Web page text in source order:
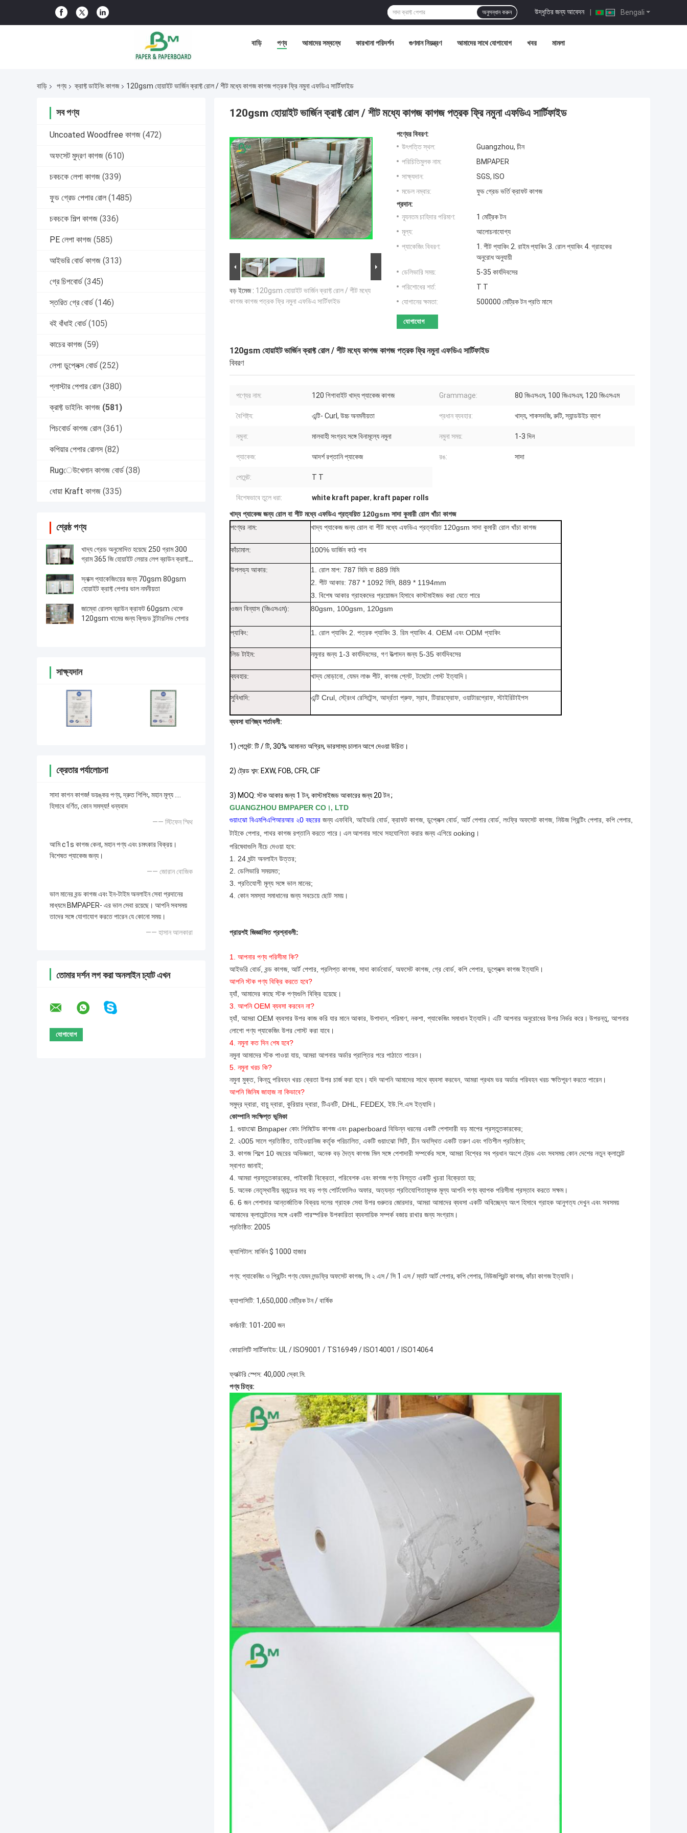
Bengali
উদ্ধৃতির জন্য আবেদন |
অনুসন্ধান করুন
বাড়ি পণ্য আমাদের সম্বন্ধে কারখানা পরিদর্শন গুণমান নিয়ন্ত্রণ আমাদের সাথে যোগাযোগ খবর মামলা
বাড়ি পণ্য ক্রাফ্ট ডাইনিং কাগজ 120gsm হোয়াইট ভার্জিন ক্রাফ্ট রোল / শীট মধ্যে কাগজ কাগজ পত্রক ফ্রি নমুনা এফডিএ সার্টিফাইড
সব পণ্য
Uncoated Woodfree কাগজ (472)
অফসেট মুদ্রণ কাগজ (610)
চকচকে লেপা কাগজ (339)
ফুড গ্রেড পেপার রোল (1485)
চকচকে শিল্প কাগজ (336)
PE লেপা কাগজ (585)
আইভরি বোর্ড কাগজ (313)
গ্রে চিপবোর্ড (345)
স্তরিত গ্রে বোর্ড (146)
বই বাঁধাই বোর্ড (105)
কাচের কাগজ (59)
লেপা ডুপ্লেক্স বোর্ড (252)
প্লাস্টার পেপার রোল (380)
ক্রাফ্ট ডাইনিং কাগজ (581)
পিচবোর্ড কাগজ রোল (361)
কপিয়ার পেপার রোলস (82)
Rugেউখেলান কাগজ বোর্ড (38)
ধোয়া Kraft কাগজ (335)
শ্রেষ্ঠ পণ্য
খাদ্য গ্রেড অনুমোদিত হয়েছে 250 গ্রাম 300
গ্রাম 365 জি হোয়াইট লেয়ার লেপ ব্রাউন ক্রাফ্ট
স্নাক্স প্যাকেজিংয়ের জন্য 70gsm 80gsm
হোয়াইট ক্রাফ্ট পেপার ভাল নমনীয়তা
জাম্বো রোলস ব্রাউন ক্রাফট 60gsm থেকে
120gsm খামের জন্য ব্লিচড ইন্টারলিভ পেপার
সাক্ষ্যদান
ক্রেতার পর্যালোচনা
সাদা কাগন কাগজ! ভয়ঙ্কর পণ্য, দ্রুত শিপিং, মহান মূল্য ....
হিসাবে বর্ণিত, কোন সমস্যা! ধন্যবাদ
—— স্টিফেন স্মিথ
আমি c1s কাগজ কেনা, মহান পণ্য এবং চমৎকার বিক্রয়।
বিশেষত প্যাকেজ জন্য।
—— জোরান বোজিক
ভাল মানের বন্ড কাগজ এবং ইন-টাইম অনলাইন সেবা প্রদানের
মাধ্যমে BMPAPER- এর ভাল সেবা রয়েছে। আপনি সবসময়
তাদের সঙ্গে যোগাযোগ করতে পারেন যে কোনো সময়।
—— হাসান আলকারা
তোমার দর্শন লগ করা অনলাইন চ্যাট এখন
120gsm হোয়াইট ভার্জিন ক্রাফ্ট রোল / শীট মধ্যে কাগজ কাগজ পত্রক ফ্রি নমুনা এফডিএ সার্টিফাইড
বড় ইমেজ : 120gsm হোয়াইট ভার্জিন ক্রাফ্ট রোল / শীট মধ্যে
কাগজ কাগজ পত্রক ফ্রি নমুনা এফডিএ সার্টিফাইড
পণ্যের বিবরণ:
উৎপত্তি স্থল:
Guangzhou, চীন
পরিচিতিমুলক নাম:
BMPAPER
সাক্ষ্যদান:
SGS, ISO
মডেল নম্বার:
ফুড গ্রেড ভর্তি ক্রাফট কাগজ
প্রদান:
ন্যূনতম চাহিদার পরিমাণ:
1 মেট্রিক টন
মূল্য:
আলোচনাযোগ্য
প্যাকেজিং বিবরণ:
1. শীট প্যাকিং 2. রাইম প্যাকিং 3. রোল প্যাকিং 4. গ্রাহকের
অনুরোধ অনুযায়ী
ডেলিভারি সময়:
5-35 কার্যদিবসের
পরিশোধের শর্ত:
T T
যোগানের ক্ষমতা:
500000 মেট্রিক টন প্রতি মাসে
যোগাযোগ
120gsm হোয়াইট ভার্জিন ক্রাফ্ট রোল / শীট মধ্যে কাগজ কাগজ পত্রক ফ্রি নমুনা এফডিএ সার্টিফাইড
বিবরণ
পণ্যের নাম: 120 গিগাবাইট খাদ্য প্যাকেজ কাগজ Grammage: 80 জিএসএম, 100 জিএসএম, 120 জিএসএম
বৈশিষ্ট্য: এন্টি- Curl, উচ্চ অনমনীয়তা প্রধান ব্যবহার: খাদ্য, শাকসবজি, রুটি, স্যান্ডউইচ ব্যাগ
নমুনা: মালবাহী সংগ্রহ সঙ্গে বিনামূল্যে নমুনা নমুনা সময়: 1-3 দিন
প্যাকেজ: আদর্শ রপ্তানি প্যাকেজ রঙ: সাদা
পেমেন্ট: T T
বিশেষভাবে তুলে ধরা: white kraft paper, kraft paper rolls
খাদ্য প্যাকেজ জন্য রোল বা শীট মধ্যে এফডিএ প্রত্যয়িত 120gsm সাদা কুমারী রোল খাঁচা কাগজ
পণ্যের নাম:
খাদ্য প্যাকেজ জন্য রোল বা শীট মধ্যে এফডিএ প্রত্যয়িত 120gsm সাদা কুমারী রোল খাঁচা কাগজ
কাঁচামাল: 100% ভার্জিন কাঠ পাব
উপলভ্য আকার:
1. রোল মাপ: 787 মিমি বা 889 মিমি
2. শীট আকার: 787 * 1092 মিমি, 889 * 1194mm
3. বিশেষ আকার গ্রাহকদের প্রয়োজন হিসাবে কাস্টমাইজড করা যেতে পারে
ওজন বিন্যাস (জিএসএম):
80gsm, 100gsm, 120gsm
প্যাকিং: 1. রোল প্যাকিং 2. পত্রক প্যাকিং 3. রিম প্যাকিং 4. OEM এবং ODM প্যাকিং
লিড টাইম: নমুনার জন্য 1-3 কার্যদিবসের, গণ উত্পাদন জন্য 5-35 কার্যদিবসের
ব্যবহার: খাদ্য মোড়ানো, যেমন লাঞ্চ শীট, কাগজ প্লেট, টমেটো পেস্ট ইত্যাদি।
সুবিধাদি: এন্টি Crul, স্ট্রেংথ রেসিটেন্স, আর্দ্রতা প্রুফ, স্রাব, টিয়ারফ্রোফ, ওয়াটারপ্রোফ, স্টাইরিটাইপস
ব্যবসা বাণিজ্য শর্তাবলী:
1) পেমেন্ট: টি / টি, 30% আমানত অগ্রিম, ভারসাম্য চালান আগে দেওয়া উচিত।
2) ট্রেড শব্দ: EXW, FOB, CFR, CIF
3) MOQ: স্টক আকার জন্য 1 টন, কাস্টমাইজডআকারেরজন্য 20 টন;
GUANGZHOU BMPAPER CO।, LTD
গুয়াংঝো বিএমপিএপিআরআর ২0 বছরের জন্য এফবিবি, আইভরি বোর্ড, ক্রাফট কাগজ, ডুপ্লেক্স বোর্ড, আর্ট পেপার বোর্ড, লংফ্রি অফসেট কাগজ, নিউজ প্রিন্টিং পেপার, কপি পেপার,
টাইকে পেপার, পাথর কাগজ রপ্তানি করতে পারে। এলআপনার সাথে সহযোগিতা করার জন্য এগিয়ে ooking।
পরিষেবাগুলি নীচে দেওয়া হবে:
1. 24 ঘন্টা অনলাইন উত্তর;
2. ডেলিভারি সময়মত;
3. প্রতিযোগী মূল্য সঙ্গে ভাল মানের;
4. কোন সমস্যা সমাধানের জন্য সবচেয়ে ছোট সময়।
প্রায়শই জিজ্ঞাসিত প্রশ্নাবলী:
1. আপনার পণ্য পরিসীমা কি?
আইভরি বোর্ড, বন্ড কাগজ, আর্ট পেপার, প্রলিপ্ত কাগজ, সাদা কার্ডবোর্ড, অফসেট কাগজ, গ্রে বোর্ড, কপি পেপার, ডুপ্লেক্স কাগজ ইত্যাদি।
আপনি স্টক পণ্য বিক্রি করতে হবে?
হ্যাঁ, আমাদের কাছে স্টক পণ্যগুলি বিক্রি হয়েছে।
3. আপনি OEM ব্যবসা করবেন না?
হ্যাঁ, আমরা OEM ব্যবসার উপর কাজ করি যার মানে আকার, উপাদান, পরিমাণ, নকশা, প্যাকেজিং সমাধান ইত্যাদি। এটি আপনার অনুরোধের উপর নির্ভর করে। উপরন্তু, আপনার
লোগো পণ্য প্যাকেজিং উপর পোস্ট করা যাবে।
4. নমুনা কত দিন শেষ হবে?
নমুনা আমাদের স্টক পাওয়া যায়, আমরা আপনার অর্ডার প্রাপ্তির পরে পাঠাতে পারেন।
5. নমুনা খরচ কি?
নমুনা মুক্ত, কিন্তু পরিবহন খরচ ক্রেতা উপর চার্জ করা হবে। যদি আপনি আমাদের সাথে ব্যবসা করবেন, আমরা প্রথম ভর অর্ডার পরিবহন খরচ ক্ষতিপূরণ করতে পারেন।
আপনি জিনিষ জাহাজ না কিভাবে?
সমুদ্র দ্বারা, বায়ু দ্বারা, কুরিয়ার দ্বারা, টিএনটি, DHL, FEDEX, ইউ.পি.এস ইত্যাদি।
কোম্পানি সংক্ষিপ্ত ভূমিকা
1. গুয়াংঝো Bmpaper কোং লিমিটেড কাগজ এবং paperboard বিভিন্ন ধরনের একটি পেশাদারী বড় মাপের প্রস্তুতকারকের;
2. ২005 সালে প্রতিষ্ঠিত, তাইওয়ানিজ কর্তৃক পরিচালিত, একটি গুয়াংঝো সিটি, চীন অবস্থিত একটি তরুণ এবং গতিশীল প্রতিষ্ঠান;
3. কাগজ শিল্পে 10 বছরের অভিজ্ঞতা, অনেক বড় দৈত্য কাগজ মিল সঙ্গে পেশাদারী সম্পর্কের সঙ্গে, আমরা বিশ্বের সব প্রধান অংশে ট্রেড এবং সবসময় কোন দেশের নতুন ক্লায়েন্ট
স্বাগত জানাই;
4. আমরা প্রস্তুতকারকের, পাইকারী বিক্রেতা, পরিবেশক এবং কাগজ পণ্য বিস্তৃত একটি খুচরা বিক্রেতা হয়;
5. অনেক নেতৃস্থানীয় ব্রান্ডের সহ বড় পণ্য পোর্টফোলিও অফার, অত্যন্ত প্রতিযোগিতামূলক মূল্য আপনি পণ্য ব্যাপক পরিসীমা প্রস্তাব করতে সক্ষম।
6. 6 জন পেশাদার আন্তর্জাতিক বিক্রয় দলের গ্রাহক সেবা উপর গুরুতর জোরদার, আমরা আমাদের ব্যবসা একটি অবিচ্ছেদ্য অংশ হিসাবে গ্রাহক আনুগত্য দেখুন এবং সবসময়
আমাদের ক্লায়েন্টদের সঙ্গে একটি পারস্পরিক উপকারিতা ব্যবসায়িক সম্পর্ক বজায় রাখার জন্য সংগ্রাম।
প্রতিষ্ঠিত: 2005
ক্যাপিটাল: মার্কিন $ 1000 হাজার
পণ্য: প্যাকেজিং ও প্রিন্টিং পণ্য যেমন লন্ডফ্রি অফসেট কাগজ, সি ২ এস / সি 1 এস / ম্যাট আর্ট পেপার, কপি পেপার, নিউজপ্রিন্ট কাগজ, কাঁচা কাগজ ইত্যাদি।
ক্যাপাসিটি: 1,650,000 মেট্রিক টন / বার্ষিক
কর্মচারী: 101-200 জন
কোয়ালিটি সার্টিফাইড: UL / ISO9001 / TS16949 / ISO14001 / ISO14064
ফ্যাক্টরি স্পেস: 40,000 স্কো.মি.
পণ্য চিত্র: